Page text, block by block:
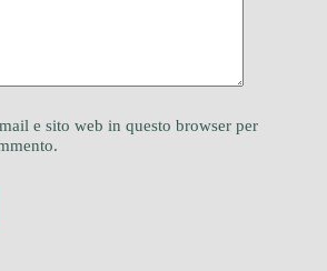
e sito web in questo browser per